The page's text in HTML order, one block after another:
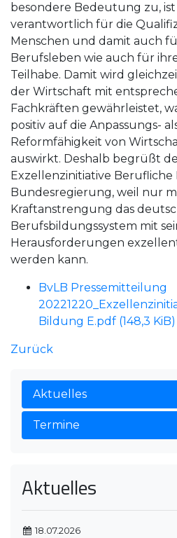
besondere Bedeutung zu, ist
verantwortlich für die
Menschen und damit auch
Berufsleben wie auch für
Teilhabe. Damit wird
der Wirtschaft mit
Fachkräften gewährleistet,
positiv auf die Anpassungs-
Reformfähigkeit von
auswirkt. Deshalb begrüßt
Exzellenzinitiative
Bundesregierung, weil nur
Kraftanstrengung das
Berufsbildungssystem mit
Herausforderungen
werden kann.
BvLB Pressemitteilung
Bildung E.pdf (148,3 KiB)
Zurück
Aktuelles
Termine
Aktuelles
18.07.2026